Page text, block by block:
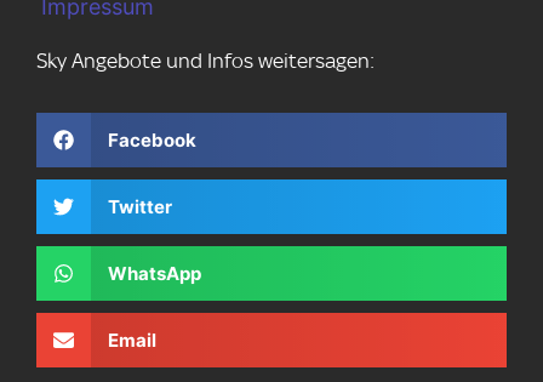
Impressum
Sky Angebote und Infos weitersagen:
Facebook
Twitter
WhatsApp
Email